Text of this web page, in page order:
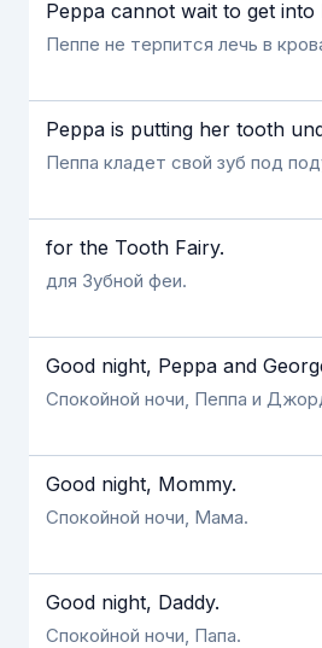
Peppa cannot wait to get into
Пеппе не терпится лечь в
Peppa is putting her tooth
Пеппа кладет свой зуб под
for the Tooth Fairy.
для Зубной феи.
Good night, Peppa and
Спокойной ночи, Пеппа и
Good night, Mommy.
Спокойной ночи, Мама.
Good night, Daddy.
Спокойной ночи, Папа.